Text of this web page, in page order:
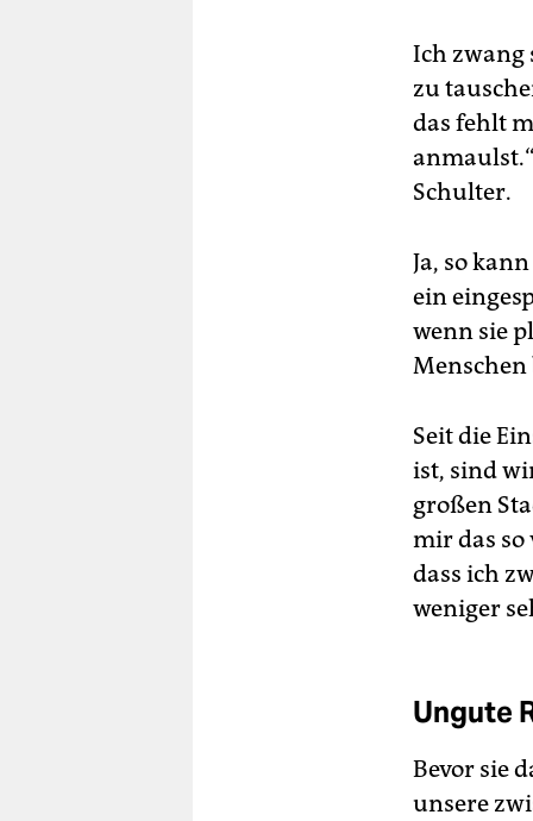
Ich zwang
zu
das fehlt
Schulter.
Ja, so
ein
wenn sie
Menschen
Seit die
ist, sind
großen
mir das
dass ich
weniger
Ungute
Bevor sie
unsere